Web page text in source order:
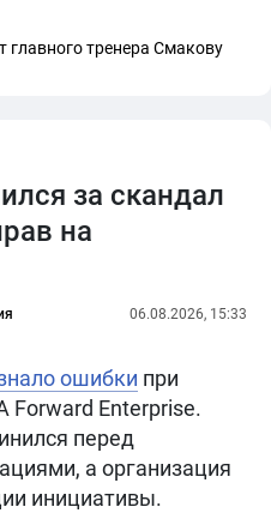
главного тренера Смакову
за скандал
на
06.08.2026, 15:33
ошибки при
Forward Enterprise.
перед
а организация
инициативы.